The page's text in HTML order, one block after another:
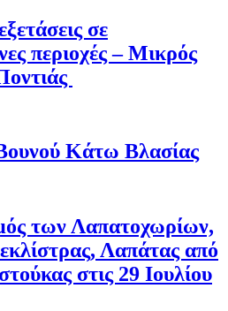
σε
περιοχές – Μικρός
Κάτω Βλασίας
των Λαπατοχωρίων,
Λαπάτας από
στις 29 Ιουλίου